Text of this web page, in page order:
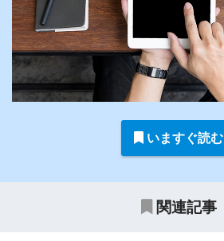
いますぐ読む
関連記事